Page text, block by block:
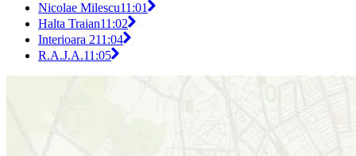
Nicolae Milescu11:01
Halta Traian11:02
Interioara 211:04
R.A.J.A.11:05